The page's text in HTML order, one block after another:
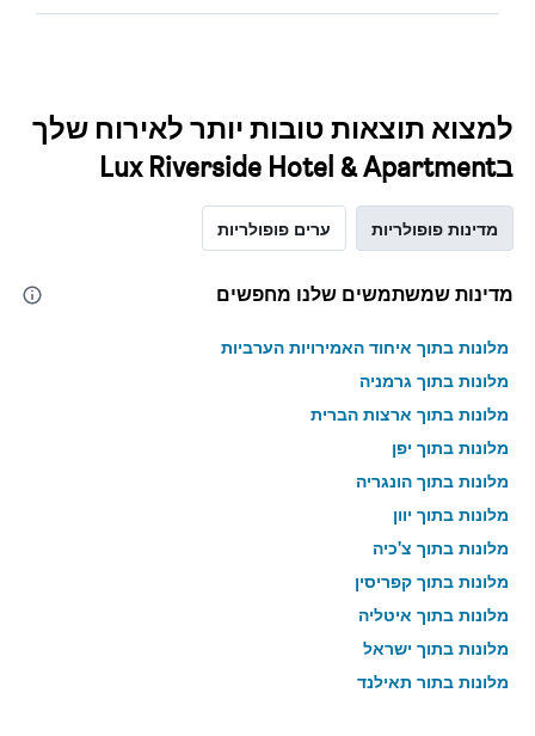
למצוא תוצאות טובות יותר לאירוח שלך
בLux Riverside Hotel & Apartment
מדינות פופולריות ערים פופולריות
מדינות שמשתמשים שלנו מחפשים
מלונות בתוך איחוד האמירויות הערביות
מלונות בתוך גרמניה
מלונות בתוך ארצות הברית
מלונות בתוך יפן
מלונות בתוך הונגריה
מלונות בתוך יוון
מלונות בתוך צ'כיה
מלונות בתוך קפריסין
מלונות בתוך איטליה
מלונות בתוך ישראל
מלונות בתוך תאילנד